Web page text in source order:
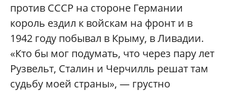
против СССР на стороне Германии
король ездил к войскам на фронт и в
1942 году побывал в Крыму, в Ливадии.
«Кто бы мог подумать, что через пару лет
Рузвельт, Сталин и Черчилль решат там
судьбу моей страны», — грустно